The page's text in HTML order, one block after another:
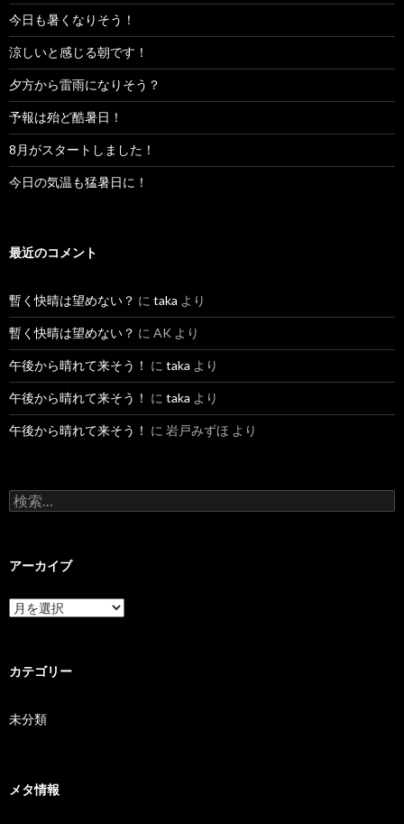
今日も暑くなりそう！
涼しいと感じる朝です！
夕方から雷雨になりそう？
予報は殆ど酷暑日！
8月がスタートしました！
今日の気温も猛暑日に！
最近のコメント
暫く快晴は望めない？ に taka より
暫く快晴は望めない？ に AK より
午後から晴れて来そう！ に taka より
午後から晴れて来そう！ に taka より
午後から晴れて来そう！ に 岩戸みずほ より
検索:
アーカイブ
アーカイブ
カテゴリー
未分類
メタ情報